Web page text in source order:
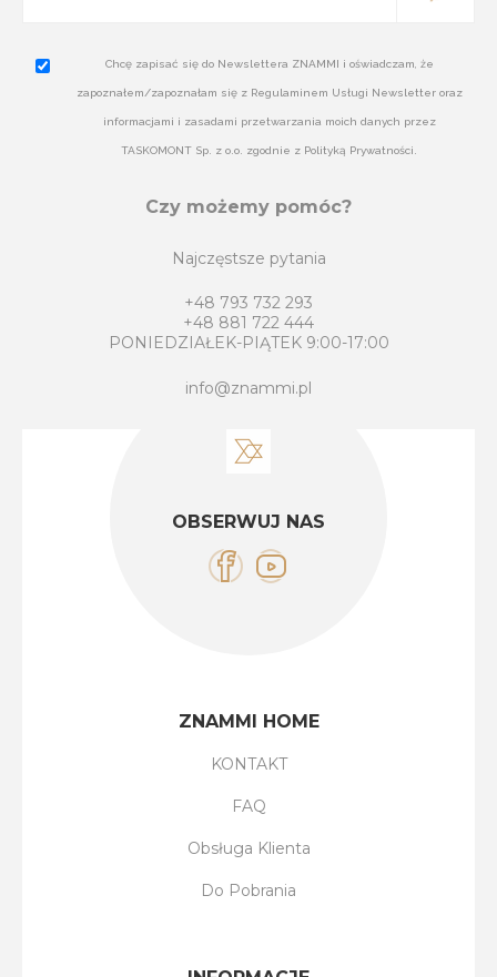
Chcę zapisać się do Newslettera ZNAMMI i oświadczam, że
zapoznałem/zapoznałam się z Regulaminem Usługi Newsletter oraz
informacjami i zasadami przetwarzania moich danych przez
TASKOMONT Sp. z o.o. zgodnie z Polityką Prywatności.
Czy możemy pomóc?
Najczęstsze pytania
+48 793 732 293
+48 881 722 444
PONIEDZIAŁEK-PIĄTEK 9:00-17:00
info@znammi.pl
OBSERWUJ NAS
ZNAMMI HOME
KONTAKT
FAQ
Obsługa Klienta
Do Pobrania